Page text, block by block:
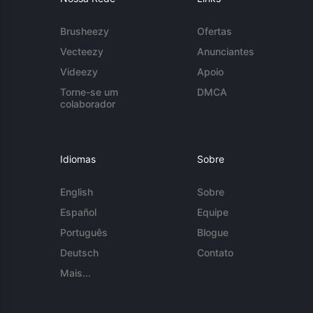
Brusheezy
Vecteezy
Videezy
Torne-se um
colaborador
Ofertas
Anunciantes
Apoio
DMCA
Idiomas
English
Español
Português
Deutsch
Mais...
Sobre
Sobre
Equipe
Blogue
Contato